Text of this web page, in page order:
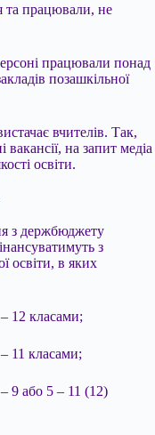
та працювали, не
працювали понад
позашкільної
вчителів. Так,
на запит медіа
освіти.
з держбюджету
з
освіти, в яких
12 класами;
11 класами;
9 або 5 – 11 (12)